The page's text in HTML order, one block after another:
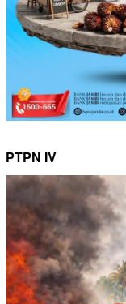
PTPN IV